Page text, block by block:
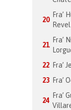
20
Fra’
Revel
21
Fra’
22 Fra’
23 Fra’
24
Fra’